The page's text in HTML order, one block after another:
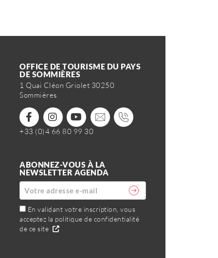
OFFICE DE TOURISME DU PAYS
DE SOMMIÈRES
1 Quai Cléon Griolet 30250
Sommières
+33 (0)4 66 80 99 30
ABONNEZ-VOUS À LA
NEWSLETTER AGENDA
En validant votre inscription, vous
acceptez la politique de confidentialité
de ce site